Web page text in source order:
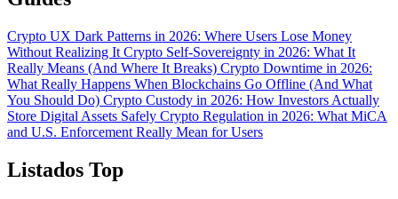
Crypto UX Dark Patterns in 2026: Where Users Lose Money
Without Realizing It Crypto Self-Sovereignty in 2026: What It
Really Means (And Where It Breaks) Crypto Downtime in 2026:
What Really Happens When Blockchains Go Offline (And What
You Should Do) Crypto Custody in 2026: How Investors Actually
Store Digital Assets Safely Crypto Regulation in 2026: What MiCA
and U.S. Enforcement Really Mean for Users
Listados Top